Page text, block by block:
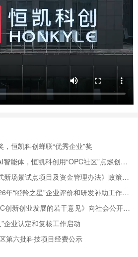
恒凯科创蝉联“优秀企业”奖
鄞新记 | 一人+一台电脑+AI智能体，恒凯科创用“OPC社区”点燃创业新火种！
《宁波市消费新业态新模式新场景试点项目及资金管理办法》政策图解
【项目申报】关于做好2026年“瞪羚之星”企业评价和研发补助工作的通知
《宁波市支持人工智能OPC创新创业发展的若干意见》向社会公开征求意见
企业认定和复核工作启动
第六批科技项目经费公示